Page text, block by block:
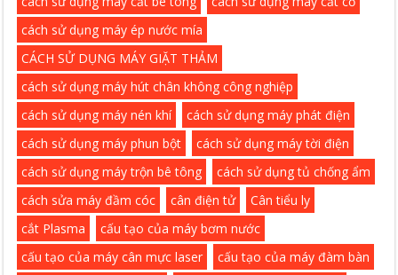
cách sử dụng máy ép nước mía
CÁCH SỬ DỤNG MÁY GIẶT THẢM
cách sử dụng máy hút chân không công nghiệp
cách sử dụng máy nén khí
cách sử dụng máy phát điện
cách sử dụng máy phun bột
cách sử dụng máy tời điện
cách sử dụng máy trộn bê tông
cách sử dụng tủ chống ẩm
cách sửa máy đầm cóc
cân điện tử
Cân tiểu ly
cắt Plasma
cấu tạo của máy bơm nước
cấu tạo của máy cân mực laser
cấu tạo của máy đàm bàn